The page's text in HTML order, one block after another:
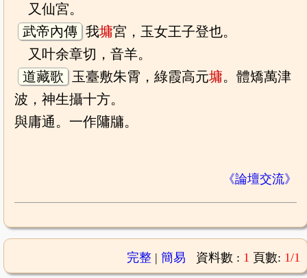
又仙宮。
武帝內傳 我墉宮，玉女王子登也。
又叶余章切，音羊。
道藏歌
玉臺敷朱霄，綠霞高元墉。體矯萬津
波，神生攝十方。
與庸通。一作䧡牗。
《論壇交流》
完整| 簡易 資料數 : 1 頁數: 1/1